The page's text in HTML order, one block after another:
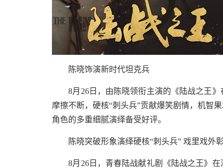
陈晓饰演新时代坦克兵
8月26日，由陈晓领衔主演的《陆战之王》
摩擦不断，硬核“刺头兵”贡献爆笑剧情，机智
角色的多重细腻演绎备受好评。
陈晓突破形象演绎硬核“刺头兵” 戏里戏外
8月26日，青春陆战献礼剧《陆战之王》在